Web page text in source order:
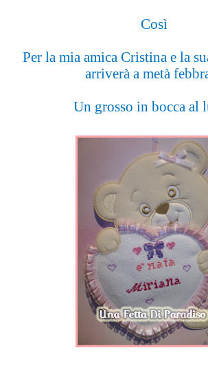
Così
Per la mia amica Cristina e la
arriverà a metà
Un grosso in bocca al